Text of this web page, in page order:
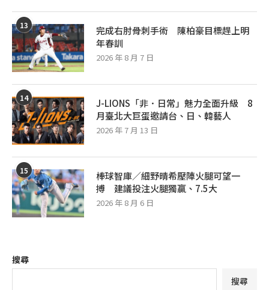
13
完成右肘骨刺手術 陳柏豪目標趕上明
年春訓
2026 年 8 月 7 日
14
J-LIONS「非．日常」魅力全面升級 8
月臺北大巨蛋邀請台、日、韓藝人
2026 年 7 月 13 日
15
棒球智庫／細野晴希壓陣火腿可望一
搏 建議投注火腿獨贏、7.5大
2026 年 8 月 6 日
搜尋
搜尋